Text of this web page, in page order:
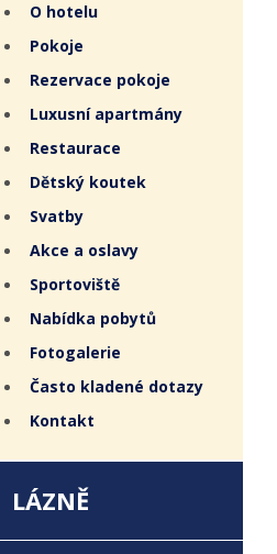
O hotelu
Pokoje
Rezervace pokoje
Luxusní apartmány
Restaurace
Dětský koutek
Svatby
Akce a oslavy
Sportoviště
Nabídka pobytů
Fotogalerie
Často kladené dotazy
Kontakt
LÁZNĚ